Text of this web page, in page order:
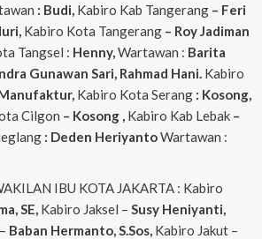
: Budi, Kabiro Kab Tangerang– Feri
Kabiro Kota Tangerang– Roy Jadiman
Tangsel : Henny,Wartawan : Barita
Gunawan Sari, Rahmad Hani. Kabiro
Kabiro Kota Serang : Kosong,
Cilgon – Kosong , Kabiro Kab Lebak–
: Deden HeriyantoWartawan :
IBU KOTA JAKARTA : Kabiro
SE, Kabiro Jaksel – Susy Heniyanti,
Baban Hermanto, S.Sos, Kabiro Jakut –